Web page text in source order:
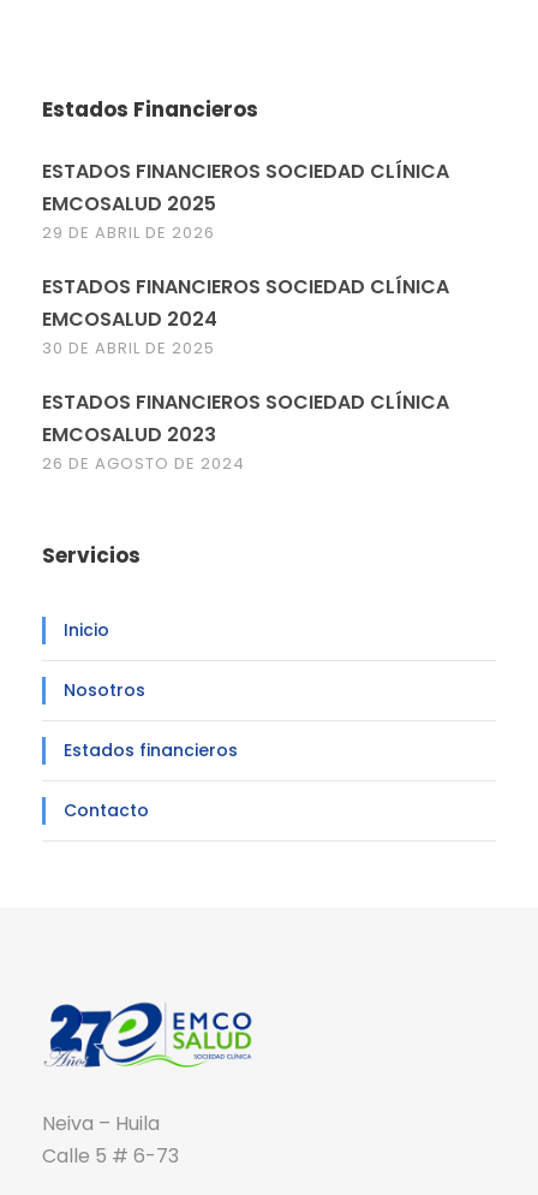
Estados Financieros
ESTADOS FINANCIEROS SOCIEDAD CLÍNICA
EMCOSALUD 2025
29 DE ABRIL DE 2026
ESTADOS FINANCIEROS SOCIEDAD CLÍNICA
EMCOSALUD 2024
30 DE ABRIL DE 2025
ESTADOS FINANCIEROS SOCIEDAD CLÍNICA
EMCOSALUD 2023
26 DE AGOSTO DE 2024
Servicios
Inicio
Nosotros
Estados financieros
Contacto
Neiva – Huila
Calle 5 # 6-73